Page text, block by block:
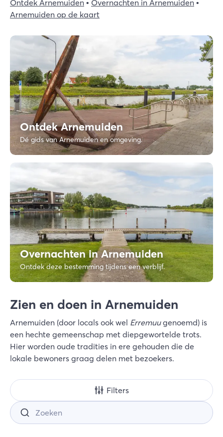
Zoek
Ontdek Arnemuiden • Overnachten in Arnemuiden •
Arnemuiden op de kaart
Ontdek Arnemuiden
Dé gids van Arnemuiden en omgeving.
Overnachten in Arnemuiden
Ontdek deze bestemming tijdens een verblijf.
Zien en doen in Arnemuiden
Arnemuiden (door locals ook wel Erremuugenoemd) is
een hechte gemeenschap met diepgewortelde trots.
Hier worden oude tradities in ere gehouden die de
lokale bewoners graag delen met bezoekers.
Filters